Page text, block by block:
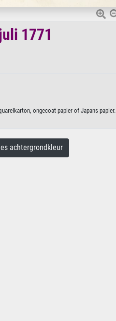
1771
ongecoat papier of Japans papier.
achtergrondkleur